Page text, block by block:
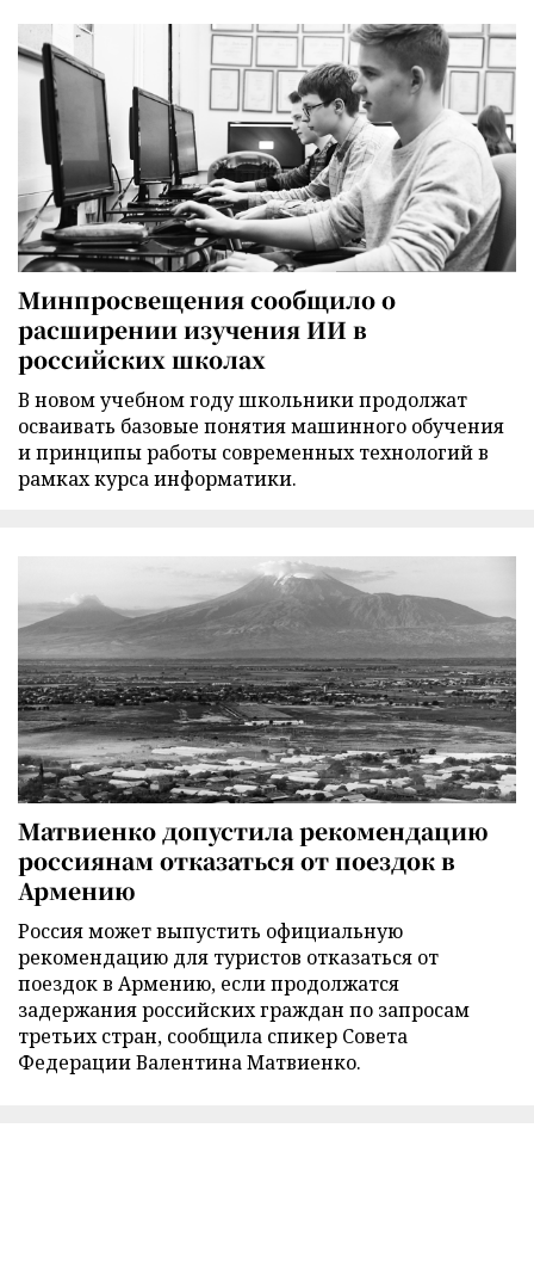
Минпросвещения сообщило о
расширении изучения ИИ в
российских школах
В новом учебном году школьники продолжат
осваивать базовые понятия машинного обучения
и принципы работы современных технологий в
рамках курса информатики.
Матвиенко допустила рекомендацию
россиянам отказаться от поездок в
Армению
Россия может выпустить официальную
рекомендацию для туристов отказаться от
поездок в Армению, если продолжатся
задержания российских граждан по запросам
третьих стран, сообщила спикер Совета
Федерации Валентина Матвиенко.